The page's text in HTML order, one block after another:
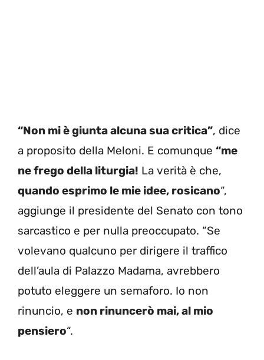
“Non mi è giunta alcuna sua critica”, dice
a proposito della Meloni. E comunque “me
ne frego della liturgia! La verità è che,
quando esprimo le mie idee, rosicano“,
aggiunge il presidente del Senato con tono
sarcastico e per nulla preoccupato. “Se
volevano qualcuno per dirigere il traffico
dell’aula di Palazzo Madama, avrebbero
potuto eleggere un semaforo. Io non
rinuncio, e non rinuncerò mai, al mio
pensiero“.